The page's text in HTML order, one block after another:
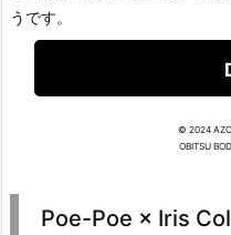
うです。
© 2024
OBITSU
Poe-Poe × Iris